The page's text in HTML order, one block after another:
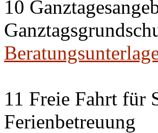
10
11 Freie Fahrt für
Ferienbetreuung